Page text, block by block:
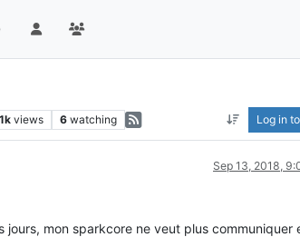
views 6 watching Log in
Sep 13, 2018,
jours, mon sparkcore ne veut plus communiquer